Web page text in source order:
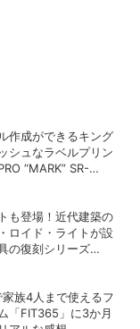
作成ができるキング
シュなラベルプリン
“MARK” SR-
も登場！近代建築の
ロイド・ライトが設
の復刻シリーズ
族4人まで使えるフ
「FIT365」に3か月